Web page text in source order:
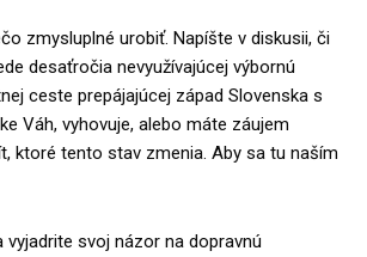
zmysluplné urobiť. Napíšte v diskusii, či
desaťročia nevyužívajúcej výbornú
ceste prepájajúcej západ Slovenska s
Váh, vyhovuje, alebo máte záujem
ktoré tento stav zmenia. Aby sa tu naším
vyjadrite svoj názor na dopravnú